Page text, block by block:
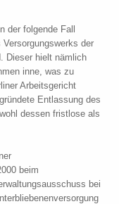
der folgende Fall
der
Dieser hielt nämlich
inne, was zu
Arbeitsgericht
Entlassung des
dessen fristlose als
beim
bei